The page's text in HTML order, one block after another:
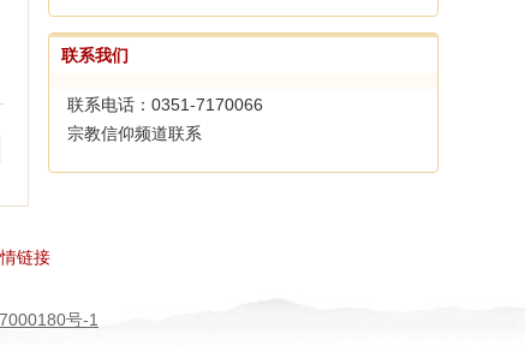
联系我们
联系电话：0351-7170066
宗教信仰频道联系
链接
号-1